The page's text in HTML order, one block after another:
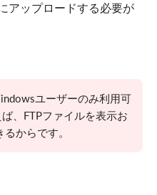
アップロードする必要が
ユーザーのみ利用可
、FTPファイルを表示お
からです。